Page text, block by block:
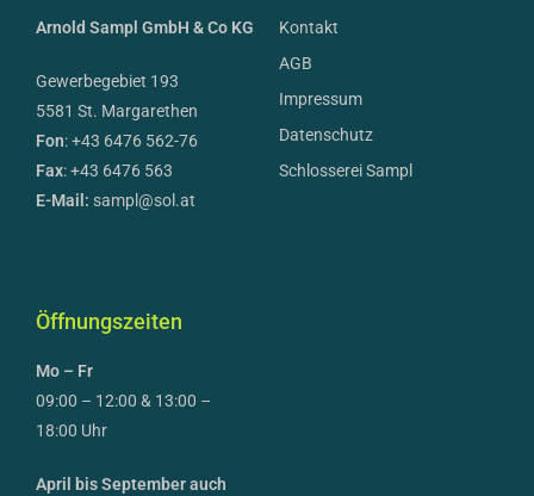
Arnold Sampl GmbH & Co KG
Gewerbegebiet 193
5581 St. Margarethen
Fon: +43 6476 562-76
Fax: +43 6476 563
E-Mail: sampl@sol.at
Kontakt
AGB
Impressum
Datenschutz
Schlosserei Sampl
Öffnungszeiten
Mo – Fr
09:00 – 12:00 & 13:00 –
18:00 Uhr
April bis September auch